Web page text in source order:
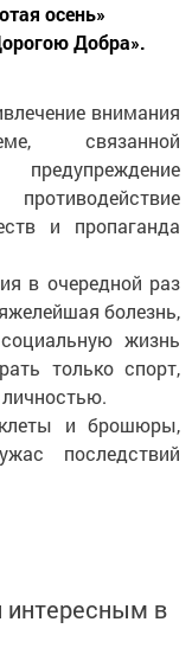
осень»
Добра».
внимания
связанной
предупреждение
и
пропаганда
в очередной раз
болезнь,
жизнь
только спорт,
и брошюры,
последствий
в